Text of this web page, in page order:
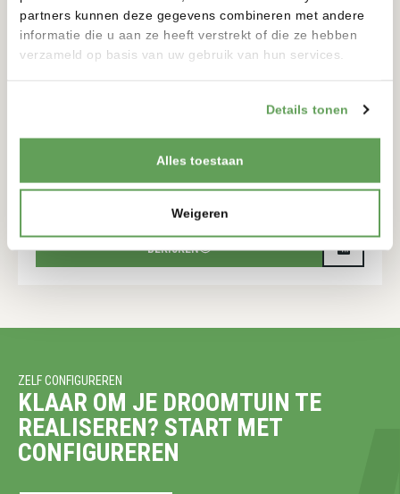
partners kunnen deze gegevens combineren met andere
informatie die u aan ze heeft verstrekt of die ze hebben
verzameld op basis van uw gebruik van hun services.
Details tonen
Alles toestaan
Weigeren
BEKIJKEN
ZELF CONFIGUREREN
KLAAR OM JE DROOMTUIN TE
REALISEREN? START MET
CONFIGUREREN